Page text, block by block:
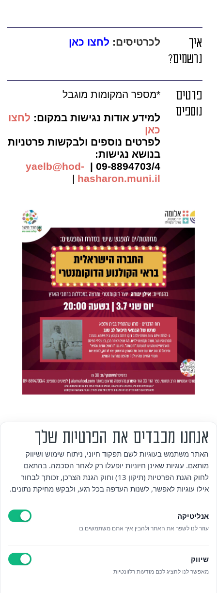
איך
נרשמים?
לכרטיסים: לחצו כאן
פרטים
נוספים
*מספר המקומות מוגבל
למידע אודות נגישות במקום: לחצו
כאן
לפרטים נוספים ולבקשות פרטניות
בנושא נגישות:
09-8894703/4 |
yaelb@hod-
hasharon.muni.il
|
אזור אישי
מדיניות פרטיות
הצהרת נגישות
ניהול עוגיות
אנחנו מכבדים את הפרטיות שלך
האתר משתמש בעוגיות לשם תפקוד חיוני, ניתוח שימוש ושיווק
מותאם. עוגיות שאינן חיוניות יופעלו רק לאחר הסכמה. בהתאם
לחוק הגנת הפרטיות (תיקון 13) וחוק הגנת הצרכן, זכותך לבחור
אילו עוגיות לאפשר, לשנות העדפה בכל רגע, ולבקש מחיקת נתונים.
אנליטיקה
עוזר לנו לשפר את האתר ולהבין איך אתם משתמשים בו
שיווק
מאפשר לנו להציג לכם מודעות רלוונטיות